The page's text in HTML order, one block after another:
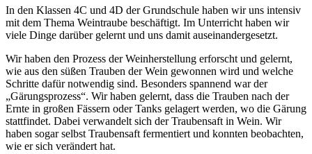
In den Klassen 4C und 4D der Grundschule haben wir uns intensiv
mit dem Thema Weintraube beschäftigt. Im Unterricht haben wir
viele Dinge darüber gelernt und uns damit auseinandergesetzt.
Wir haben den Prozess der Weinherstellung erforscht und gelernt,
wie aus den süßen Trauben der Wein gewonnen wird und welche
Schritte dafür notwendig sind. Besonders spannend war der
„Gärungsprozess“. Wir haben gelernt, dass die Trauben nach der
Ernte in großen Fässern oder Tanks gelagert werden, wo die Gärung
stattfindet. Dabei verwandelt sich der Traubensaft in Wein. Wir
haben sogar selbst Traubensaft fermentiert und konnten beobachten,
wie er sich verändert hat.